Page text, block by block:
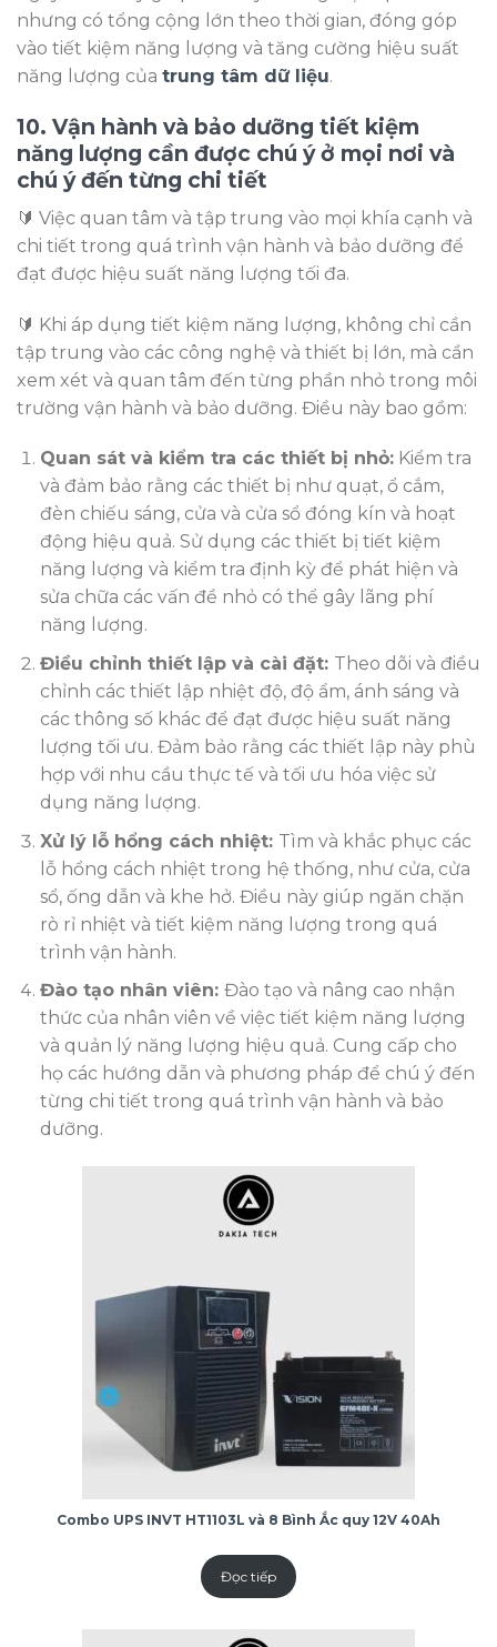
nhưng có tổng cộng lớn theo thời gian, đóng góp
vào tiết kiệm năng lượng và tăng cường hiệu suất
năng lượng của trung tâm dữ liệu.
10. Vận hành và bảo dưỡng tiết kiệm
năng lượng cần được chú ý ở mọi nơi và
chú ý đến từng chi tiết
🔰 Việc quan tâm và tập trung vào mọi khía cạnh và
chi tiết trong quá trình vận hành và bảo dưỡng để
đạt được hiệu suất năng lượng tối đa.
🔰 Khi áp dụng tiết kiệm năng lượng, không chỉ cần
tập trung vào các công nghệ và thiết bị lớn, mà cần
xem xét và quan tâm đến từng phần nhỏ trong môi
trường vận hành và bảo dưỡng. Điều này bao gồm:
Quan sát và kiểm tra các thiết bị nhỏ:Kiểm tra
và đảm bảo rằng các thiết bị như quạt, ổ cắm,
đèn chiếu sáng, cửa và cửa sổ đóng kín và hoạt
động hiệu quả. Sử dụng các thiết bị tiết kiệm
năng lượng và kiểm tra định kỳ để phát hiện và
sửa chữa các vấn đề nhỏ có thể gây lãng phí
năng lượng.
Điều chỉnh thiết lập và cài đặt: Theo dõi và điều
chỉnh các thiết lập nhiệt độ, độ ẩm, ánh sáng và
các thông số khác để đạt được hiệu suất năng
lượng tối ưu. Đảm bảo rằng các thiết lập này phù
hợp với nhu cầu thực tế và tối ưu hóa việc sử
dụng năng lượng.
Xử lý lỗ hổng cách nhiệt: Tìm và khắc phục các
lỗ hổng cách nhiệt trong hệ thống, như cửa, cửa
sổ, ống dẫn và khe hở. Điều này giúp ngăn chặn
rò rỉ nhiệt và tiết kiệm năng lượng trong quá
trình vận hành.
Đào tạo nhân viên: Đào tạo và nâng cao nhận
thức của nhân viên về việc tiết kiệm năng lượng
và quản lý năng lượng hiệu quả. Cung cấp cho
họ các hướng dẫn và phương pháp để chú ý đến
từng chi tiết trong quá trình vận hành và bảo
dưỡng.
Combo UPS INVT HT1103L và 8 Bình Ắc quy 12V 40Ah
Đọc tiếp